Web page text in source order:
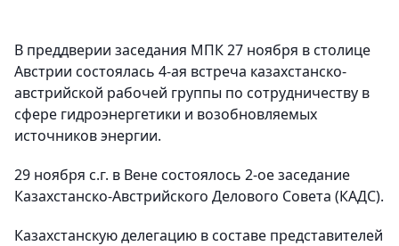
В преддверии заседания МПК 27 ноября в столице
Австрии состоялась 4-ая встреча казахстанско-
австрийской рабочей группы по сотрудничеству в
сфере гидроэнергетики и возобновляемых
источников энергии.
29 ноября с.г. в Вене состоялось 2-ое заседание
Казахстанско-Австрийского Делового Совета (КАДС).
Казахстанскую делегацию в составе представителей